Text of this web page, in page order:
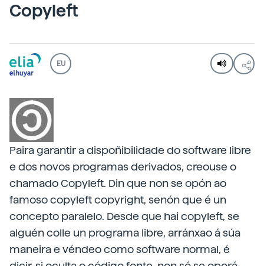
Copyleft
EU
Paira garantir a dispoñibilidade do software libre
e dos novos programas derivados, creouse o
chamado Copyleft. Din que non se opón ao
famoso copyleft copyright, senón que é un
concepto paralelo. Desde que hai copyleft, se
alguén colle un programa libre, arránxao á súa
maneira e véndeo como software normal, é